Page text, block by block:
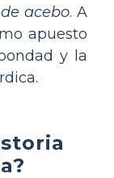
acebo. A
apuesto
y la